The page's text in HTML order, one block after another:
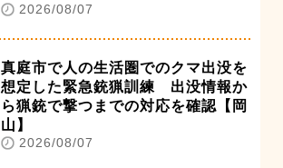
2026/08/07
真庭市で人の生活圏でのクマ出没を
想定した緊急銃猟訓練 出没情報か
ら猟銃で撃つまでの対応を確認【岡
山】
2026/08/07